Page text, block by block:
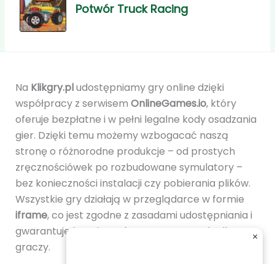
Potwór Truck Racing
Na Klikgry.pludostępniamy gry online dzięki
współpracy z serwisem OnlineGames.io, który
oferuje bezpłatne i w pełni legalne kody osadzania
gier. Dzięki temu możemy wzbogacać naszą
stronę o różnorodne produkcje – od prostych
zręcznościówek po rozbudowane symulatory –
bez konieczności instalacji czy pobierania plików.
Wszystkie gry działają w przeglądarce w formie
iframe, co jest zgodne z zasadami udostępniania i
gwarantuje bezpieczeństwo oraz wygodę dla
graczy.
×